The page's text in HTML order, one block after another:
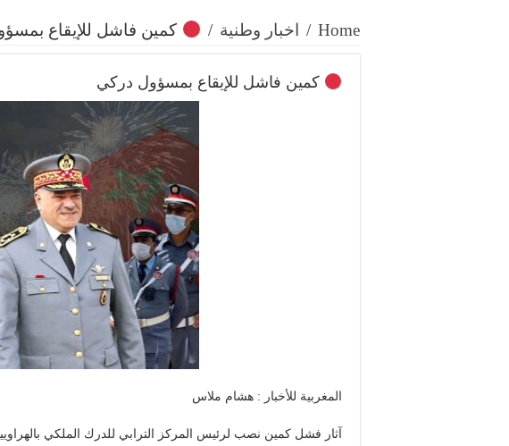
Home
/ اخبار وطنية / كمين فاشل للإيقاع
كمين فاشل للإيقاع بمسؤول دركي
المغربية للأخبار : هشام ملاس
آثار فشل كمين نصب لرئيس المركز الترابي للدرك الملكي